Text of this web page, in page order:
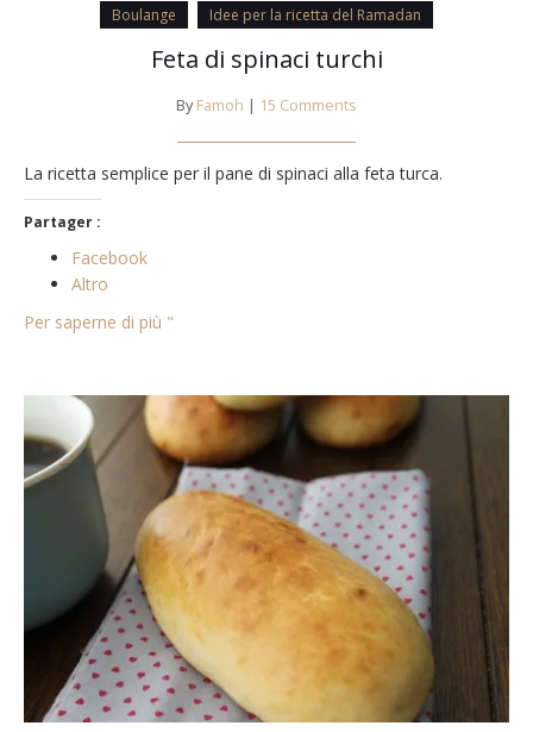
Boulange Idee per la ricetta del Ramadan
Feta di spinaci turchi
By Famoh | 15 Comments
La ricetta semplice per il pane di spinaci alla feta turca.
Partager :
Facebook
Altro
Per saperne di più "